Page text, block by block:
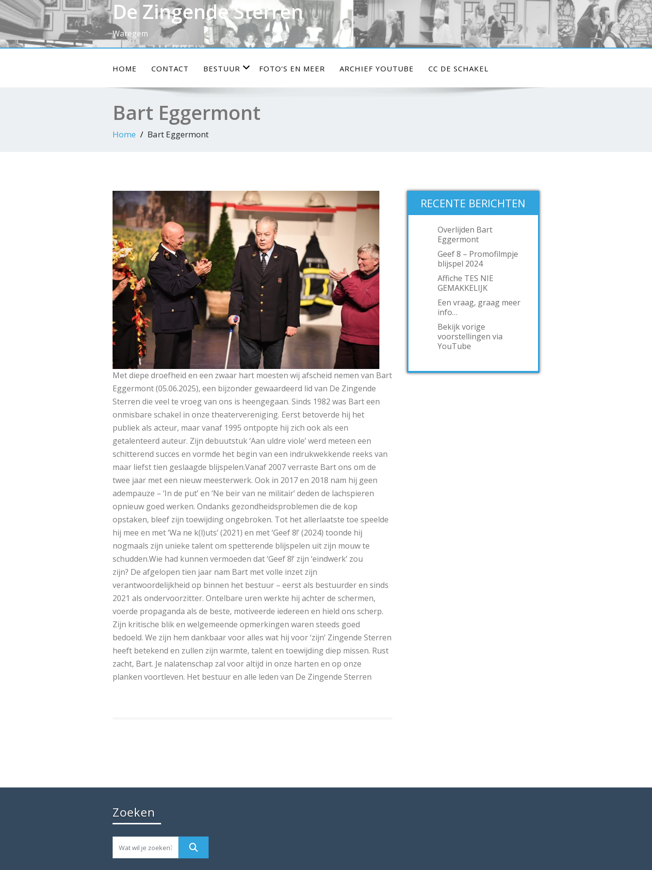
Doorgaan
naar
inhoud
De Zingende Sterren
Waregem
HOME CONTACT BESTUUR FOTO’S EN MEER ARCHIEF YOUTUBE CC DE SCHAKEL
Bart Eggermont
Home Bart Eggermont
Met diepe droefheid en een zwaar hart moesten wij afscheid nemen van Bart
Eggermont (05.06.2025), een bijzonder gewaardeerd lid van De Zingende
Sterren die veel te vroeg van ons is heengegaan. Sinds 1982 was Bart een
onmisbare schakel in onze theatervereniging. Eerst betoverde hij het
publiek als acteur, maar vanaf 1995 ontpopte hij zich ook als een
getalenteerd auteur. Zijn debuutstuk ‘Aan uldre viole’ werd meteen een
schitterend succes en vormde het begin van een indrukwekkende reeks van
maar liefst tien geslaagde blijspelen.Vanaf 2007 verraste Bart ons om de
twee jaar met een nieuw meesterwerk. Ook in 2017 en 2018 nam hij geen
adempauze – ‘In de put’ en ‘Ne beir van ne militair’ deden de lachspieren
opnieuw goed werken. Ondanks gezondheidsproblemen die de kop
opstaken, bleef zijn toewijding ongebroken. Tot het allerlaatste toe speelde
hij mee en met ‘Wa ne k(l)uts’ (2021) en met ‘Geef 8!’ (2024) toonde hij
nogmaals zijn unieke talent om spetterende blijspelen uit zijn mouw te
schudden.Wie had kunnen vermoeden dat ‘Geef 8!’ zijn ‘eindwerk’ zou
zijn? De afgelopen tien jaar nam Bart met volle inzet zijn
verantwoordelijkheid op binnen het bestuur – eerst als bestuurder en sinds
2021 als ondervoorzitter. Ontelbare uren werkte hij achter de schermen,
voerde propaganda als de beste, motiveerde iedereen en hield ons scherp.
Zijn kritische blik en welgemeende opmerkingen waren steeds goed
bedoeld. We zijn hem dankbaar voor alles wat hij voor ‘zijn’ Zingende Sterren
heeft betekend en zullen zijn warmte, talent en toewijding diep missen. Rust
zacht, Bart. Je nalatenschap zal voor altijd in onze harten en op onze
planken voortleven. Het bestuur en alle leden van De Zingende Sterren
RECENTE BERICHTEN
Overlijden Bart
Eggermont
Geef 8 – Promofilmpje
blijspel 2024
Affiche TES NIE
GEMAKKELIJK
Een vraag, graag meer
info…
Bekijk vorige
voorstellingen via
YouTube
Zoeken